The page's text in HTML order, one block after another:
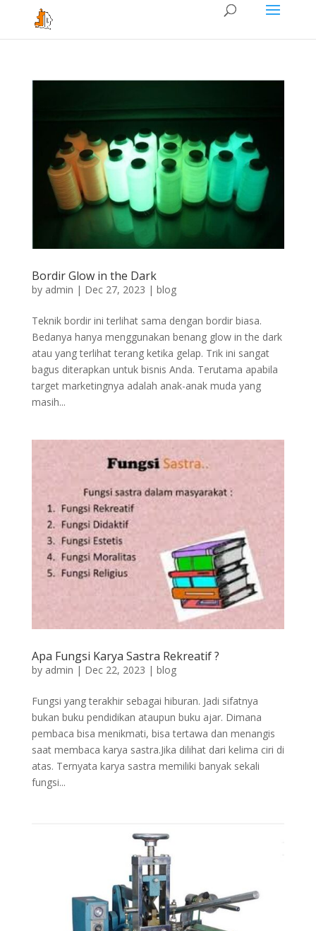
Bordir Glow in the Dark
by admin | Dec 27, 2023 | blog
Teknik bordir ini terlihat sama dengan bordir biasa.
Bedanya hanya menggunakan benang glow in the dark
atau yang terlihat terang ketika gelap. Trik ini sangat
bagus diterapkan untuk bisnis Anda. Terutama apabila
target marketingnya adalah anak-anak muda yang
masih...
Apa Fungsi Karya Sastra Rekreatif ?
by admin | Dec 22, 2023 | blog
Fungsi yang terakhir sebagai hiburan. Jadi sifatnya
bukan buku pendidikan ataupun buku ajar. Dimana
pembaca bisa menikmati, bisa tertawa dan menangis
saat membaca karya sastra.Jika dilihat dari kelima ciri di
atas. Ternyata karya sastra memiliki banyak sekali
fungsi...